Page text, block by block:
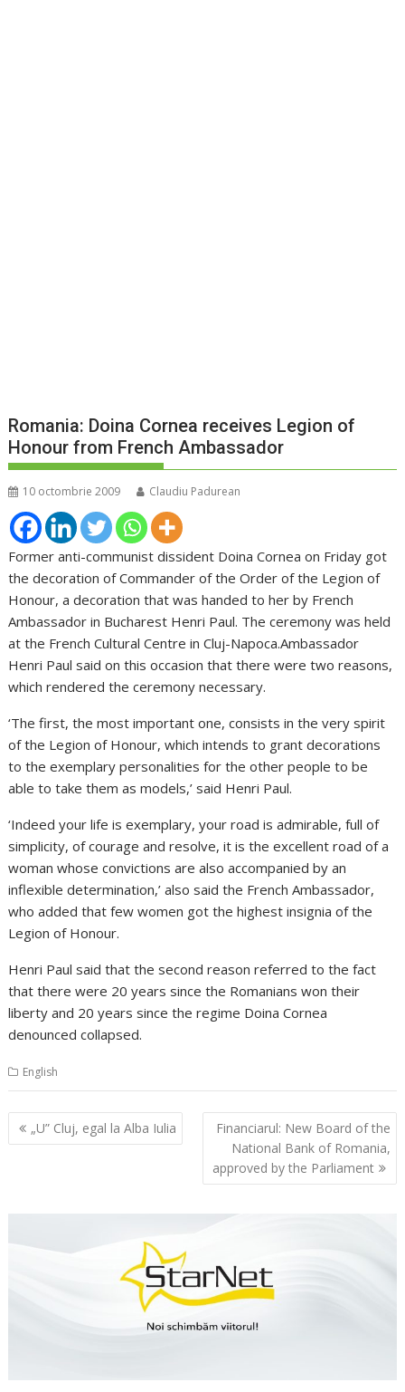
Romania: Doina Cornea receives Legion of
Honour from French Ambassador
10 octombrie 2009 Claudiu Padurean
Former anti-communist dissident Doina Cornea on Friday got
the decoration of Commander of the Order of the Legion of
Honour, a decoration that was handed to her by French
Ambassador in Bucharest Henri Paul. The ceremony was held
at the French Cultural Centre in Cluj-Napoca.Ambassador
Henri Paul said on this occasion that there were two reasons,
which rendered the ceremony necessary.
‘The first, the most important one, consists in the very spirit
of the Legion of Honour, which intends to grant decorations
to the exemplary personalities for the other people to be
able to take them as models,’ said Henri Paul.
‘Indeed your life is exemplary, your road is admirable, full of
simplicity, of courage and resolve, it is the excellent road of a
woman whose convictions are also accompanied by an
inflexible determination,’ also said the French Ambassador,
who added that few women got the highest insignia of the
Legion of Honour.
Henri Paul said that the second reason referred to the fact
that there were 20 years since the Romanians won their
liberty and 20 years since the regime Doina Cornea
denounced collapsed.
English
Navigare
în
„U” Cluj, egal la Alba Iulia
Financiarul: New Board of the
National Bank of Romania,
approved by the Parliament